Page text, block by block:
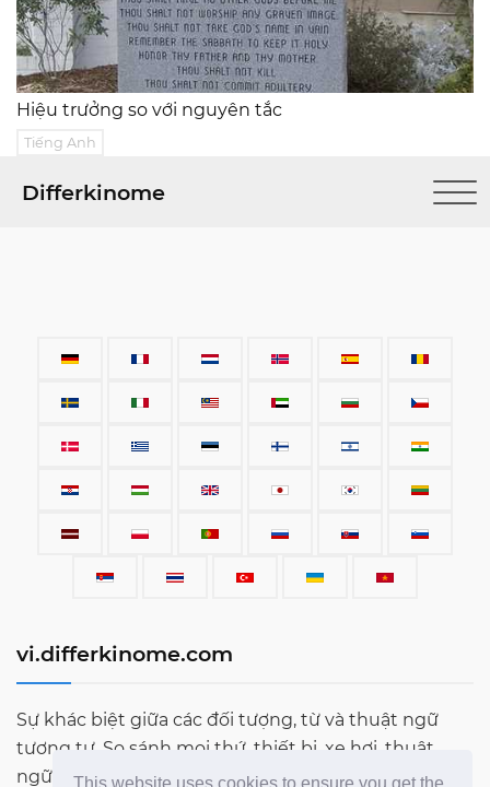
This website uses cookies to ensure you get the
Hiệu trưởng so với nguyên tắc
Tiếng Anh
Differkinome
vi.differkinome.com
Sự khác biệt giữa các đối tượng, từ và thuật ngữ
tương tự. So sánh mọi thứ, thiết bị, xe hơi, thuật
ngữ, con người và mọi thứ khác tồn tại trên thế giới